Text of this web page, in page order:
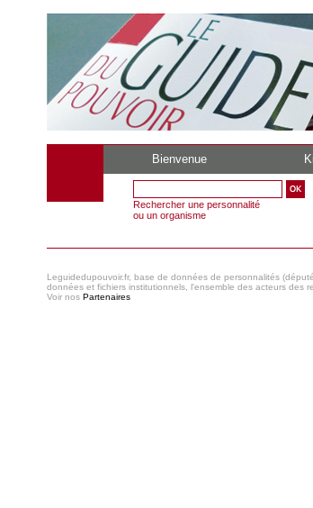
Bienvenue
Rechercher une personnalité
ou un organisme
Leguidedupouvoir.fr, base de données de personnalités
données et fichiers institutionnels, l'ensemble des acteurs des
Voir nos Partenaires